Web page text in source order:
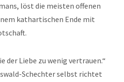
löst die meisten offenen
kathartischen Ende mit
der Liebe zu wenig vertrauen.“
Schechter selbst richtet